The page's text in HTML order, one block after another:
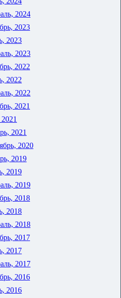
2024
2023
2023
2023
2022
2022
2022
2021
2021
2020
2019
2019
2019
2018
2018
2018
2017
2017
2017
2016
2016